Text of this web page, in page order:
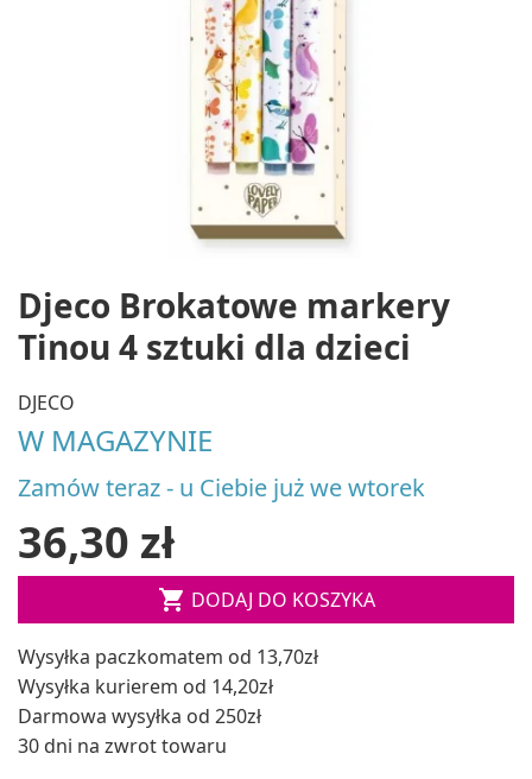
Djeco Brokatowe markery
Tinou 4 sztuki dla dzieci
DJECO
W MAGAZYNIE
Zamów teraz - u Ciebie już we wtorek
36,30 zł
 DODAJ DO KOSZYKA
Wysyłka paczkomatem od 13,70zł
Wysyłka kurierem od 14,20zł
Darmowa wysyłka od 250zł
30 dni na zwrot towaru